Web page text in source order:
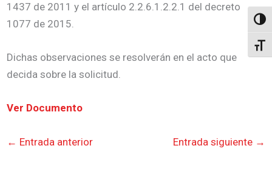
1437 de 2011 y el artículo 2.2.6.1.2.2.1 del decreto
1077 de 2015.
Dichas observaciones se resolverán en el acto que
decida sobre la solicitud.
Ver Documento
← Entrada anterior Entrada siguiente →